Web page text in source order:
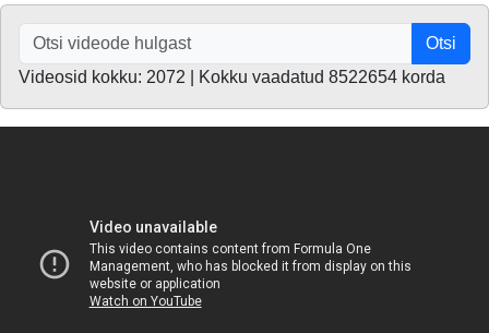
Otsi
Videosid kokku: 2072 | Kokku vaadatud 8522654 korda